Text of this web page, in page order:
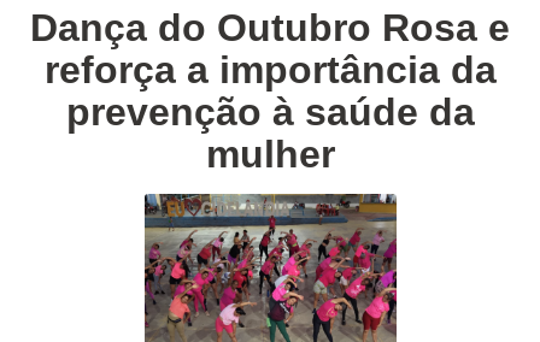
Dança do Outubro Rosa e
reforça a importância da
prevenção à saúde da
mulher